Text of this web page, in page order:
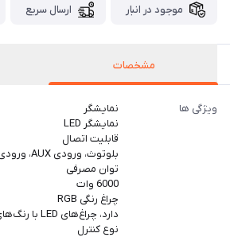
موجود در انبار ارسال سریع
مشخصات
ویژگی ها
نمايشگر
نمایشگر LED
قابليت اتصال
بلوتوث، ورودی AUX، ورودی USB، ورودی TF
توان مصرفی
6000 وات
چراغ رنگی RGB
دارد، چراغ‌های LED با رنگ‌های متغیر
نوع کنترل